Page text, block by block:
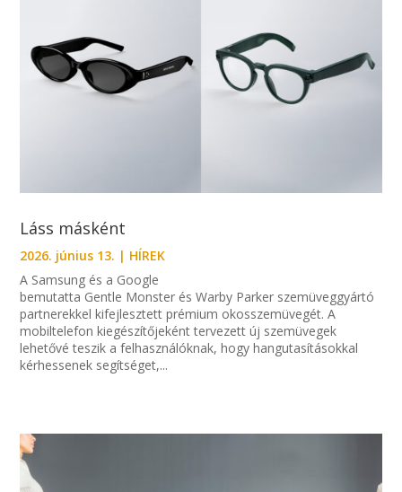
Láss másként
2026. június 13. | HÍREK
A Samsung és a Google
bemutatta Gentle Monster és Warby Parker szemüveggyártó
partnerekkel kifejlesztett prémium okosszemüvegét. A
mobiltelefon kiegészítőjeként tervezett új szemüvegek
lehetővé teszik a felhasználóknak, hogy hangutasításokkal
kérhessenek segítséget,...